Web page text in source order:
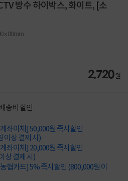
방수 하이박스, 화이트, [소
x 80mm
2,720원
송비 할인
좌이체] 50,000원 즉시할인
이상 결제 시)
좌이체] 20,000원 즉시할인
상 결제 시)
협카드] 5% 즉시할인 (800,000원 이